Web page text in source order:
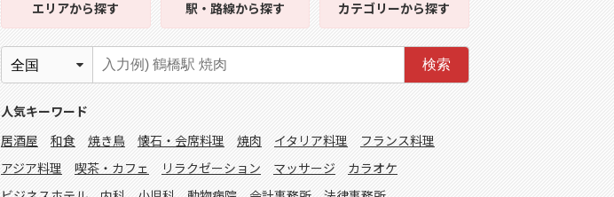
エリアから探す 駅・路線から探す カテゴリーから探す
検索
人気キーワード
居酒屋
和食 焼き鳥 懐石・会席料理 焼肉 イタリア料理
フランス料理
アジア料理
喫茶・カフェ リラクゼーション マッサージ
カラオケ